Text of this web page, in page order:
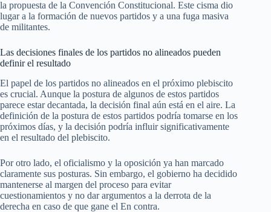
la propuesta de la Convención Constitucional. Este cisma dio
lugar a la formación de nuevos partidos y a una fuga masiva
de militantes.
Las decisiones finales de los partidos no alineados pueden
definir el resultado
El papel de los partidos no alineados en el próximo plebiscito
es crucial. Aunque la postura de algunos de estos partidos
parece estar decantada, la decisión final aún está en el aire. La
definición de la postura de estos partidos podría tomarse en los
próximos días, y la decisión podría influir significativamente
en el resultado del plebiscito.
Por otro lado, el oficialismo y la oposición ya han marcado
claramente sus posturas. Sin embargo, el gobierno ha decidido
mantenerse al margen del proceso para evitar
cuestionamientos y no dar argumentos a la derrota de la
derecha en caso de que gane el En contra.